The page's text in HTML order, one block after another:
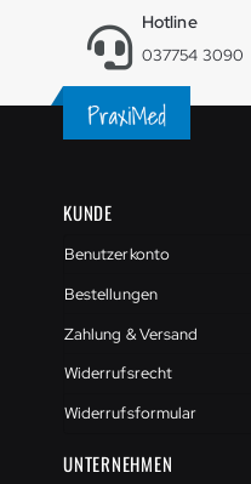
Hotline
037754 3090
KUNDE
Benutzerkonto
Bestellungen
Zahlung & Versand
Widerrufsrecht
Widerrufsformular
UNTERNEHMEN